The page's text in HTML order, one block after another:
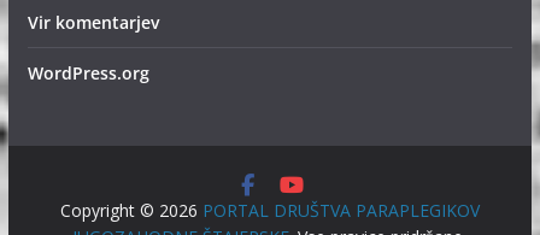
Vir komentarjev
WordPress.org
Copyright © 2026 PORTAL DRUŠTVA PARAPLEGIKOV